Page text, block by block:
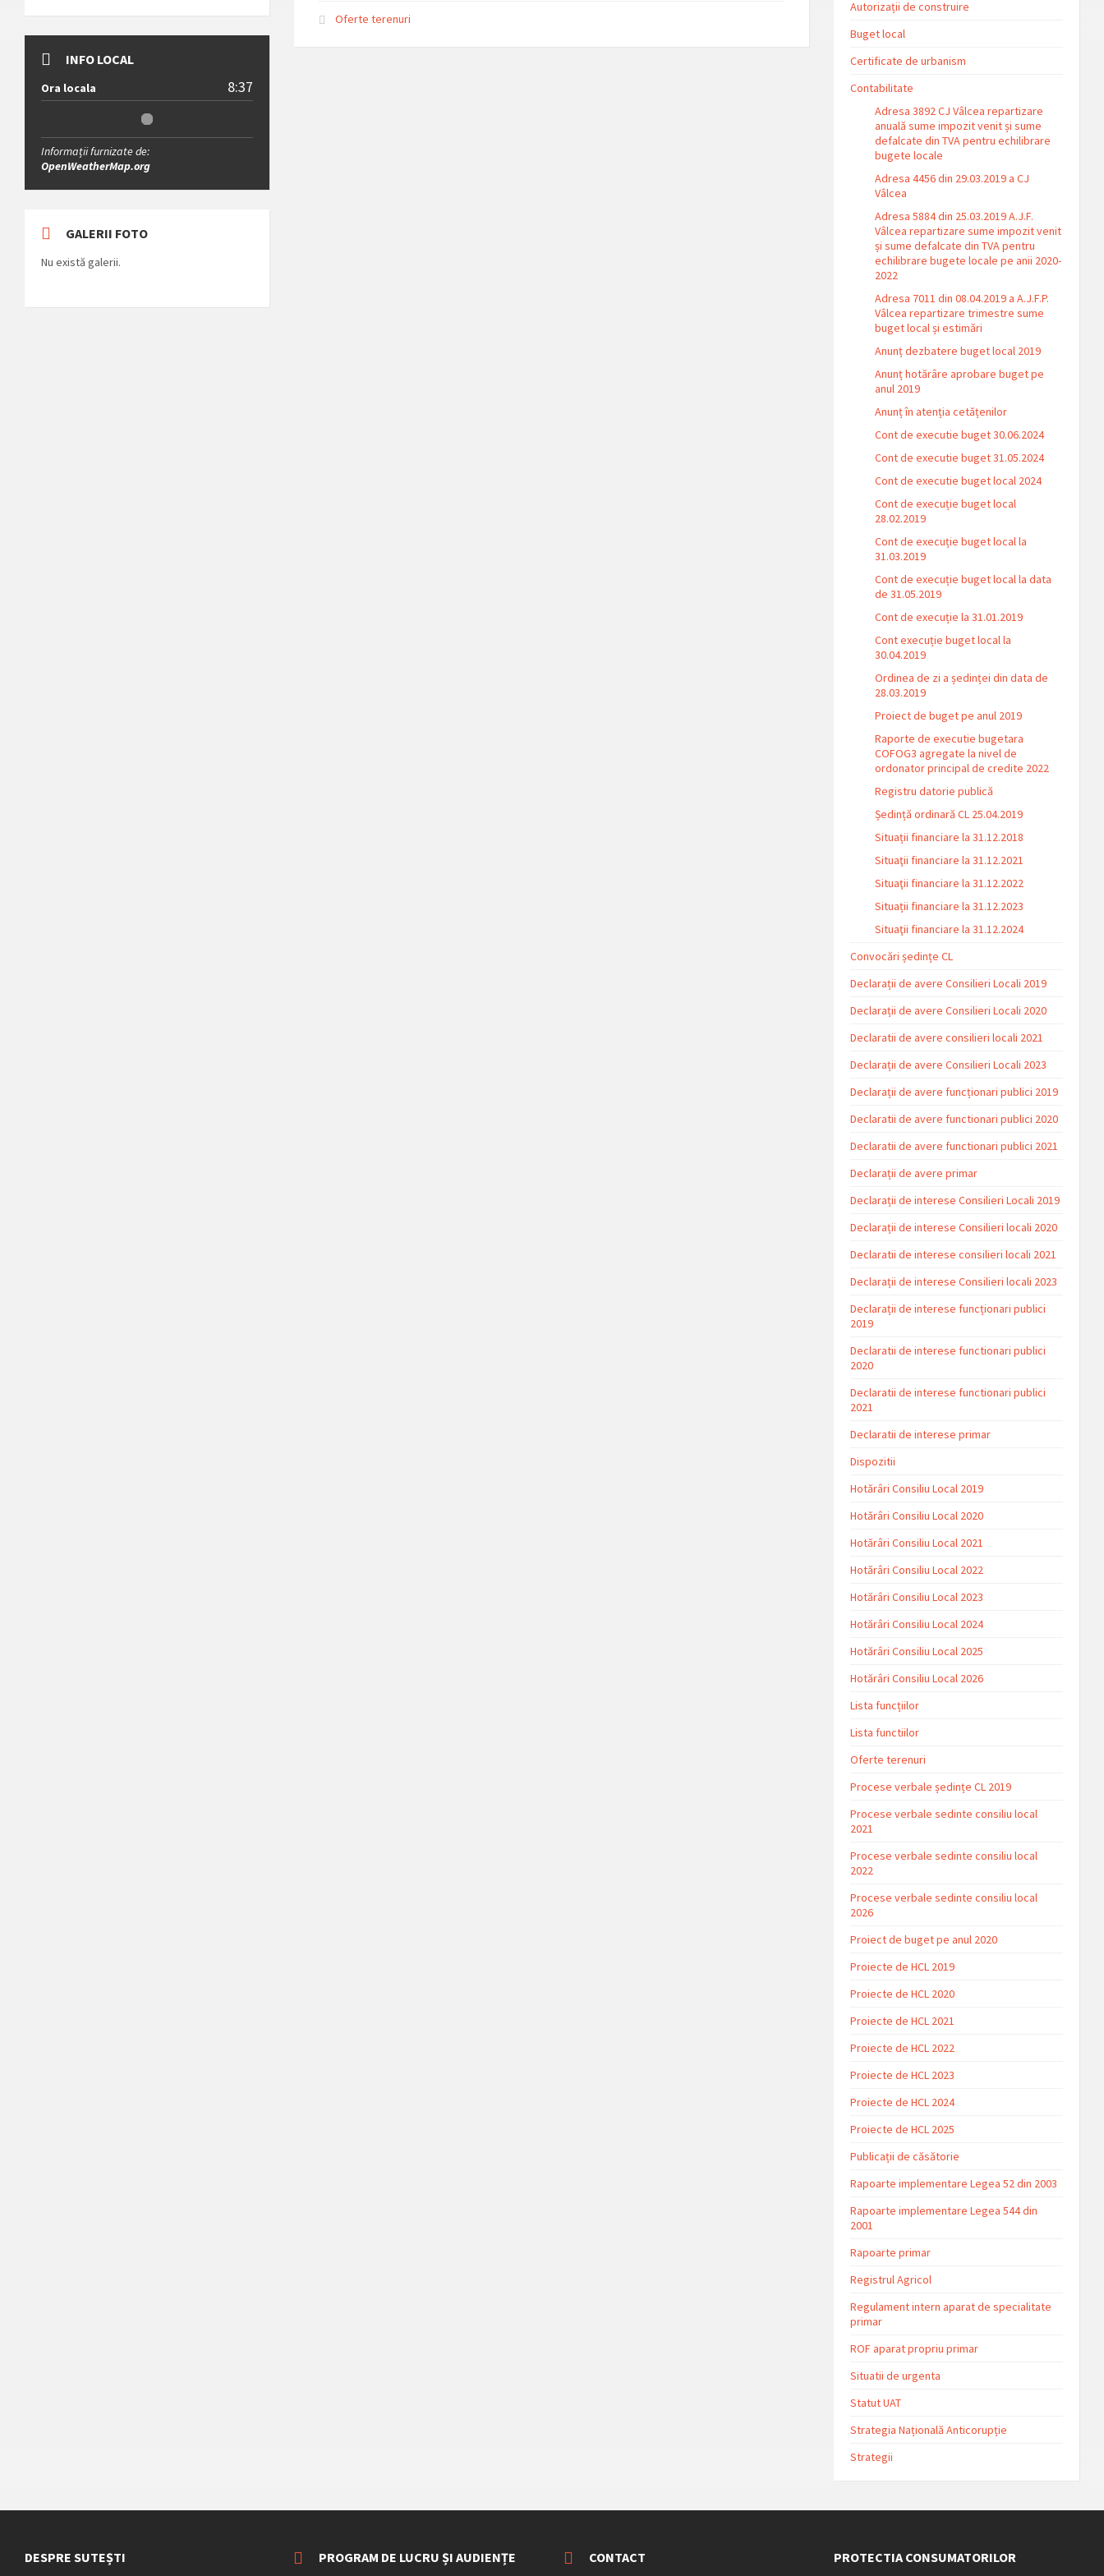
Oferte terenuri
INFO LOCAL
Ora locala 8:37
Informații furnizate de:
OpenWeatherMap.org
GALERII FOTO
Nu există galerii.
Autorizații de construire
Buget local
Certificate de urbanism
Contabilitate
Adresa 3892 CJ Vâlcea repartizare
anuală sume impozit venit și sume
defalcate din TVA pentru echilibrare
bugete locale
Adresa 4456 din 29.03.2019 a CJ
Vâlcea
Adresa 5884 din 25.03.2019 A.J.F.
Vâlcea repartizare sume impozit venit
și sume defalcate din TVA pentru
echilibrare bugete locale pe anii 2020-
2022
Adresa 7011 din 08.04.2019 a A.J.F.P.
Vâlcea repartizare trimestre sume
buget local și estimări
Anunț dezbatere buget local 2019
Anunț hotărâre aprobare buget pe
anul 2019
Anunț în atenția cetățenilor
Cont de executie buget 30.06.2024
Cont de executie buget 31.05.2024
Cont de executie buget local 2024
Cont de execuție buget local
28.02.2019
Cont de execuție buget local la
31.03.2019
Cont de execuție buget local la data
de 31.05.2019
Cont de execuție la 31.01.2019
Cont execuție buget local la
30.04.2019
Ordinea de zi a ședinței din data de
28.03.2019
Proiect de buget pe anul 2019
Raporte de executie bugetara
COFOG3 agregate la nivel de
ordonator principal de credite 2022
Registru datorie publică
Ședință ordinară CL 25.04.2019
Situații financiare la 31.12.2018
Situaţii financiare la 31.12.2021
Situaţii financiare la 31.12.2022
Situații financiare la 31.12.2023
Situaţii financiare la 31.12.2024
Convocări ședințe CL
Declarații de avere Consilieri Locali 2019
Declarații de avere Consilieri Locali 2020
Declaratii de avere consilieri locali 2021
Declarații de avere Consilieri Locali 2023
Declarații de avere funcționari publici 2019
Declaratii de avere functionari publici 2020
Declaratii de avere functionari publici 2021
Declarații de avere primar
Declarații de interese Consilieri Locali 2019
Declarații de interese Consilieri locali 2020
Declaratii de interese consilieri locali 2021
Declarații de interese Consilieri locali 2023
Declarații de interese funcționari publici
2019
Declaratii de interese functionari publici
2020
Declaratii de interese functionari publici
2021
Declaratii de interese primar
Dispozitii
Hotărâri Consiliu Local 2019
Hotărâri Consiliu Local 2020
Hotărâri Consiliu Local 2021
Hotărâri Consiliu Local 2022
Hotărâri Consiliu Local 2023
Hotărâri Consiliu Local 2024
Hotărâri Consiliu Local 2025
Hotărâri Consiliu Local 2026
Lista funcțiilor
Lista functiilor
Oferte terenuri
Procese verbale ședințe CL 2019
Procese verbale sedinte consiliu local
2021
Procese verbale sedinte consiliu local
2022
Procese verbale sedinte consiliu local
2026
Proiect de buget pe anul 2020
Proiecte de HCL 2019
Proiecte de HCL 2020
Proiecte de HCL 2021
Proiecte de HCL 2022
Proiecte de HCL 2023
Proiecte de HCL 2024
Proiecte de HCL 2025
Publicații de căsătorie
Rapoarte implementare Legea 52 din 2003
Rapoarte implementare Legea 544 din
2001
Rapoarte primar
Registrul Agricol
Regulament intern aparat de specialitate
primar
ROF aparat propriu primar
Situatii de urgenta
Statut UAT
Strategia Națională Anticorupție
Strategii
DESPRE SUTEȘTI PROGRAM DE LUCRU ȘI AUDIENȚE CONTACT PROTECTIA CONSUMATORILOR